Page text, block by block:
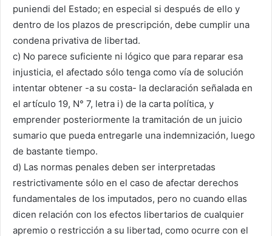
puniendi del Estado; en especial si después de ello y
dentro de los plazos de prescripción, debe cumplir una
condena privativa de libertad.
c) No parece suficiente ni lógico que para reparar esa
injusticia, el afectado sólo tenga como vía de solución
intentar obtener -a su costa- la declaración señalada en
el artículo 19, N° 7, letra i) de la carta política, y
emprender posteriormente la tramitación de un juicio
sumario que pueda entregarle una indemnización, luego
de bastante tiempo.
d) Las normas penales deben ser interpretadas
restrictivamente sólo en el caso de afectar derechos
fundamentales de los imputados, pero no cuando ellas
dicen relación con los efectos libertarios de cualquier
apremio o restricción a su libertad, como ocurre con el